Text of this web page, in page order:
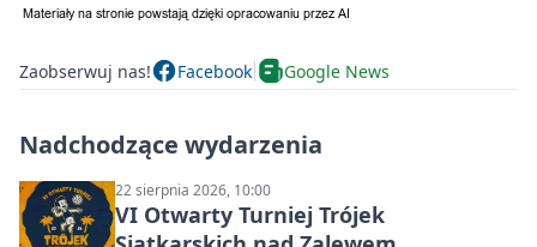
Zaobserwuj nas! Facebook Google News
Nadchodzące wydarzenia
22 sierpnia 2026, 10:00
VI Otwarty Turniej Trójek